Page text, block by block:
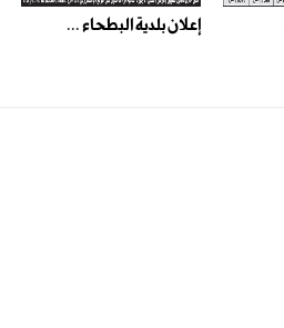
إعلان بلدية البطحاء ...